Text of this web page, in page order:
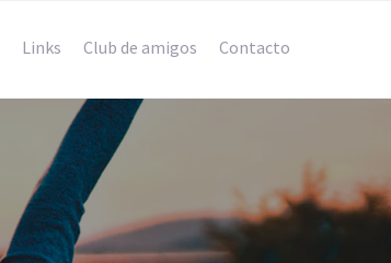
Links Club de amigos Contacto